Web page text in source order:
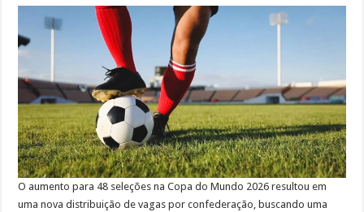
O aumento para 48 seleções na Copa do Mundo 2026 resultou em
uma nova distribuição de vagas por confederação, buscando uma